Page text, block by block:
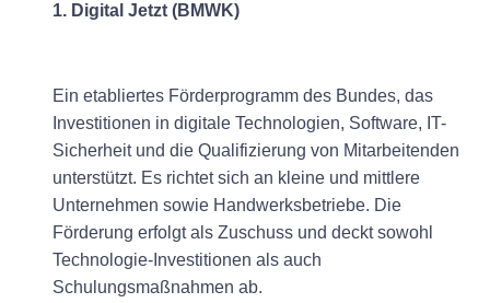
1. Digital Jetzt (BMWK)
Ein etabliertes Förderprogramm des Bundes, das
Investitionen in digitale Technologien, Software, IT-
Sicherheit und die Qualifizierung von Mitarbeitenden
unterstützt. Es richtet sich an kleine und mittlere
Unternehmen sowie Handwerksbetriebe. Die
Förderung erfolgt als Zuschuss und deckt sowohl
Technologie-Investitionen als auch
Schulungsmaßnahmen ab.